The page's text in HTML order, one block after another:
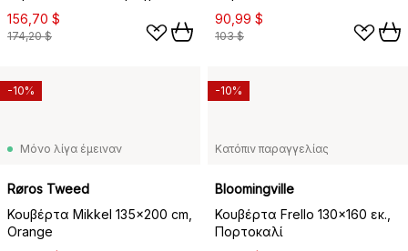
156,70 $
174,20 $
90,99 $
103 $
Μόνο λίγα έμειναν
Røros Tweed
Κουβέρτα Mikkel 135x200 cm,
Orange
-10%
Κατόπιν παραγγελίας
Bloomingville
Κουβέρτα Frello 130x160 εκ.,
Πορτοκαλί
-10%